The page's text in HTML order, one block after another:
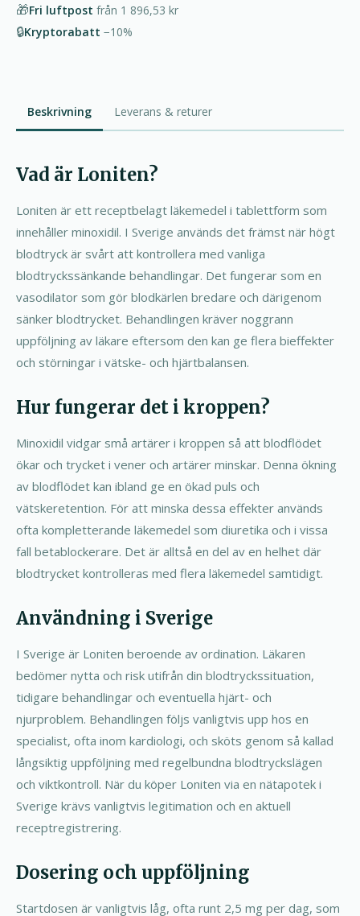
🎁Fri luftpost från 1 896,53 kr
🔒Kryptorabatt −10%
Beskrivning Leverans & returer
Vad är Loniten?
Loniten är ett receptbelagt läkemedel i tablettform som
innehåller minoxidil. I Sverige används det främst när högt
blodtryck är svårt att kontrollera med vanliga
blodtryckssänkande behandlingar. Det fungerar som en
vasodilator som gör blodkärlen bredare och därigenom
sänker blodtrycket. Behandlingen kräver noggrann
uppföljning av läkare eftersom den kan ge flera bieffekter
och störningar i vätske- och hjärtbalansen.
Hur fungerar det i kroppen?
Minoxidil vidgar små artärer i kroppen så att blodflödet
ökar och trycket i vener och artärer minskar. Denna ökning
av blodflödet kan ibland ge en ökad puls och
vätskeretention. För att minska dessa effekter används
ofta kompletterande läkemedel som diuretika och i vissa
fall betablockerare. Det är alltså en del av en helhet där
blodtrycket kontrolleras med flera läkemedel samtidigt.
Användning i Sverige
I Sverige är Loniten beroende av ordination. Läkaren
bedömer nytta och risk utifrån din blodtryckssituation,
tidigare behandlingar och eventuella hjärt- och
njurproblem. Behandlingen följs vanligtvis upp hos en
specialist, ofta inom kardiologi, och sköts genom så kallad
långsiktig uppföljning med regelbundna blodtryckslägen
och viktkontroll. När du köper Loniten via en nätapotek i
Sverige krävs vanligtvis legitimation och en aktuell
receptregistrering.
Dosering och uppföljning
Startdosen är vanligtvis låg, ofta runt 2,5 mg per dag, som